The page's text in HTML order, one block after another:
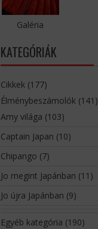
Galéria
KATEGÓRIÁK
Cikkek(177)
Élménybeszámolók(141)
Amy világa (103)
Captain Japan (10)
Chipango (7)
Jo megint Japánban (11)
Jo újra Japánban (9)
Egyéb kategória (190)